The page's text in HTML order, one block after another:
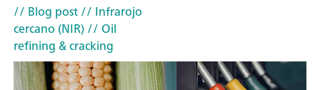
// Blog post// Infrarojo
cercano (NIR)// Oil
refining & cracking